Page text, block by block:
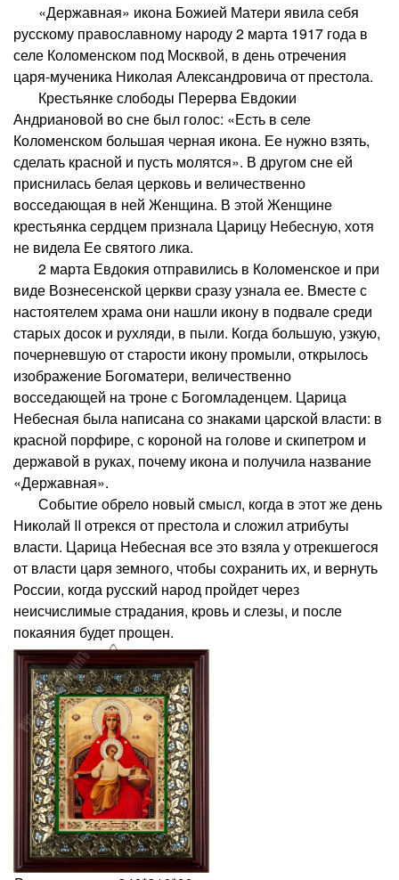
«Державная» икона Божией Матери явила себя
русскому православному народу 2 марта 1917 года в
селе Коломенском под Москвой, в день отречения
царя-мученика Николая Александровича от престола.
Крестьянке слободы Перерва Евдокии
Андриановой во сне был голос: «Есть в селе
Коломенском большая черная икона. Ее нужно взять,
сделать красной и пусть молятся». В другом сне ей
приснилась белая церковь и величественно
восседающая в ней Женщина. В этой Женщине
крестьянка сердцем признала Царицу Небесную, хотя
не видела Ее святого лика.
2 марта Евдокия отправились в Коломенское и при
виде Вознесенской церкви сразу узнала ее. Вместе с
настоятелем храма они нашли икону в подвале среди
старых досок и рухляди, в пыли. Когда большую, узкую,
почерневшую от старости икону промыли, открылось
изображение Богоматери, величественно
восседающей на троне с Богомладенцем. Царица
Небесная была написана со знаками царской власти: в
красной порфире, с короной на голове и скипетром и
державой в руках, почему икона и получила название
«Державная».
Событие обрело новый смысл, когда в этот же день
Николай II отрекся от престола и сложил атрибуты
власти. Царица Небесная все это взяла у отрекшегося
от власти царя земного, чтобы сохранить их, и вернуть
России, когда русский народ пройдет через
неисчислимые страдания, кровь и слезы, и после
покаяния будет прощен.